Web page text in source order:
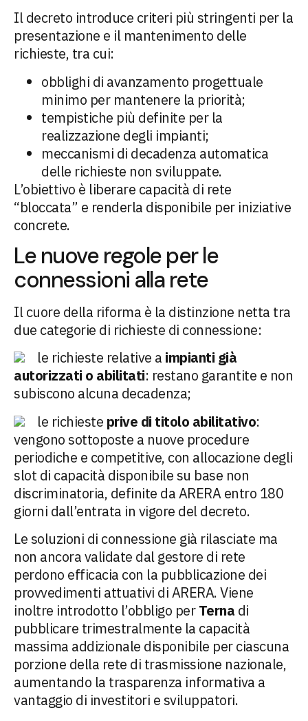
Il decreto introduce criteri più stringenti per la
presentazione e il mantenimento delle
richieste, tra cui:
obblighi di avanzamento progettuale
minimo per mantenere la priorità;
tempistiche più definite per la
realizzazione degli impianti;
meccanismi di decadenza automatica
delle richieste non sviluppate.
L’obiettivo è liberare capacità di rete
“bloccata” e renderla disponibile per iniziative
concrete.
Le nuove regole per le
connessioni alla rete
Il cuore della riforma è la distinzione netta tra
due categorie di richieste di connessione:
le richieste relative a impianti già
autorizzati o abilitati: restano garantite e non
subiscono alcuna decadenza;
le richieste prive di titolo abilitativo:
vengono sottoposte a nuove procedure
periodiche e competitive, con allocazione degli
slot di capacità disponibile su base non
discriminatoria, definite da ARERA entro 180
giorni dall’entrata in vigore del decreto.
Le soluzioni di connessione già rilasciate ma
non ancora validate dal gestore di rete
perdono efficacia con la pubblicazione dei
provvedimenti attuativi di ARERA. Viene
inoltre introdotto l’obbligo perTerna di
pubblicare trimestralmente la capacità
massima addizionale disponibile per ciascuna
porzione della rete di trasmissione nazionale,
aumentando la trasparenza informativa a
vantaggio di investitori e sviluppatori.